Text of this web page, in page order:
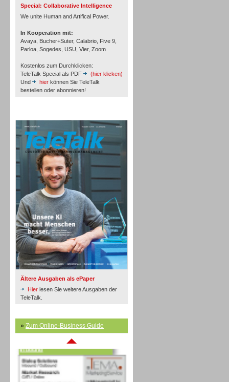
Special: Collaborative Intelligence
We unite Human and Artifical Power.
In Kooperation mit:
Avaya, Bucher+Suter, Calabrio, Five 9,
Parloa, Sogedes, USU, Vier, Zoom
Kostenlos zum Durchklicken:
TeleTalk Special als PDF
(hier klicken)
Und
hier können Sie TeleTalk
bestellen oder abonnieren!
Ältere Ausgaben als ePaper
Hier lesen Sie weitere Ausgaben der
TeleTalk.
» Zum Online-Business Guide
Inbound
Inbound